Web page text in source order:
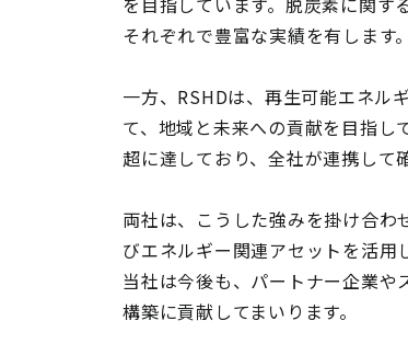
それぞれで豊富な実績を有します
一方、RSHDは、再生可能エネル
て、地域と未来への貢献を目指
超に達しており、全社が連携して
両社は、こうした強みを掛け合
びエネルギー関連アセットを活用
当社は今後も、パートナー企業
構築に貢献してまいります。